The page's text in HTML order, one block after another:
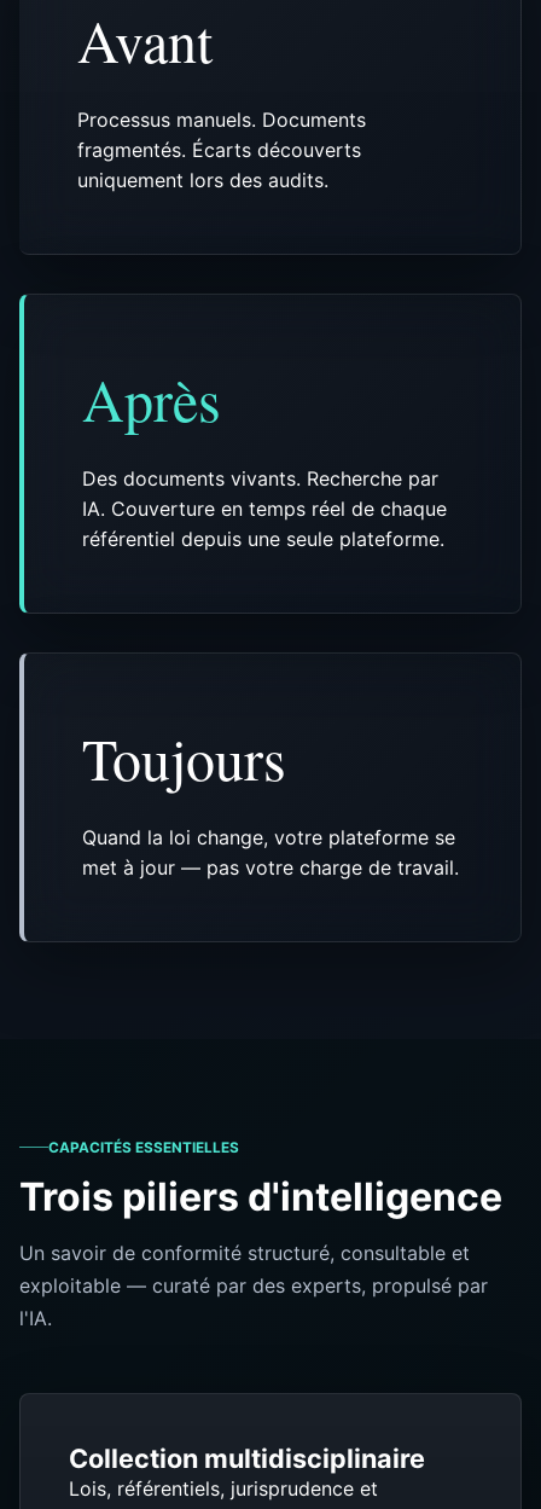
Avant
Processus manuels. Documents
fragmentés. Écarts découverts
uniquement lors des audits.
Après
Des documents vivants. Recherche par
IA. Couverture en temps réel de chaque
référentiel depuis une seule plateforme.
Toujours
Quand la loi change, votre plateforme se
met à jour — pas votre charge de travail.
CAPACITÉS ESSENTIELLES
Trois piliers d'intelligence
Un savoir de conformité structuré, consultable et
exploitable — curaté par des experts, propulsé par
l'IA.
Collection multidisciplinaire
Lois, référentiels, jurisprudence et